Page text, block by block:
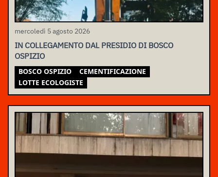
mercoledì 5 agosto 2026
IN COLLEGAMENTO DAL PRESIDIO DI BOSCO
OSPIZIO
BOSCO OSPIZIO
CEMENTIFICAZIONE
LOTTE ECOLOGISTE